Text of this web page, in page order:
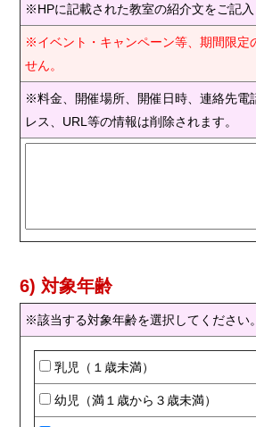
※HPに記載された教室の紹介文をご記入
※イベント・キャンペーン等、期間限定
せん。
※料金、開催場所、開催日時、連絡先電
レス、URL等の情報は削除されます。
6) 対象年齢
※該当する対象年齢を選択してください。
乳児（１歳未満）
幼児（満１歳から３歳未満）